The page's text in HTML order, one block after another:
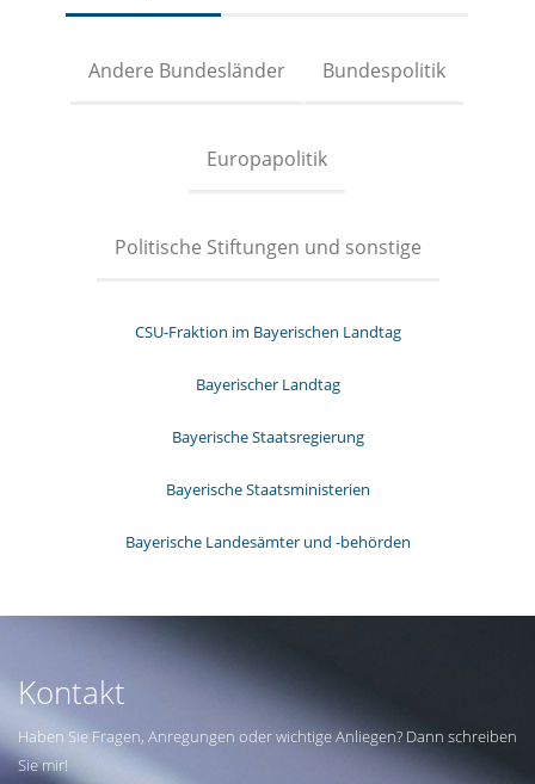
Andere Bundesländer Bundespolitik
Europapolitik
Politische Stiftungen und sonstige
CSU-Fraktion im Bayerischen Landtag
Bayerischer Landtag
Bayerische Staatsregierung
Bayerische Staatsministerien
Bayerische Landesämter und -behörden
Kontakt
Haben Sie Fragen, Anregungen oder wichtige Anliegen? Dann schreiben
Sie mir!